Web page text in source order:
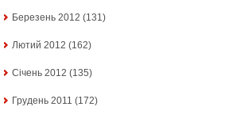
Березень 2012 (131)
Лютий 2012 (162)
Січень 2012 (135)
Грудень 2011 (172)